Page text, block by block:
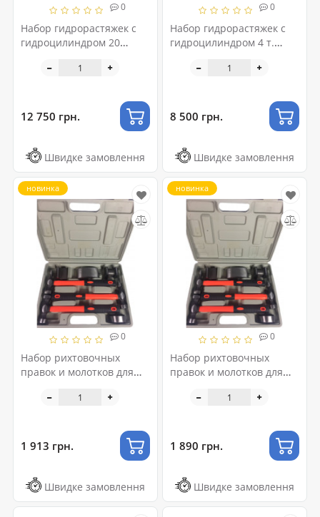
0
Набор гидрорастяжек с
гидроцилиндром 20
12 750 грн.
Швидке замовлення
0
Набор гидрорастяжек с
гидроцилиндром 4 т.
8 500 грн.
Швидке замовлення
0
Набор рихтовочных
правок и молотков для
ед.101202
новинка
1 913 грн.
Швидке замовлення
0
Набор рихтовочных
правок и молотков для
ед.101202
новинка
1 890 грн.
Швидке замовлення